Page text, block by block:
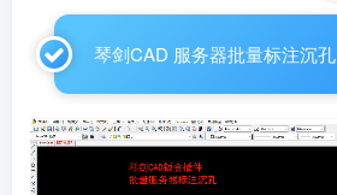
琴剑CAD 服务器批量标注沉孔